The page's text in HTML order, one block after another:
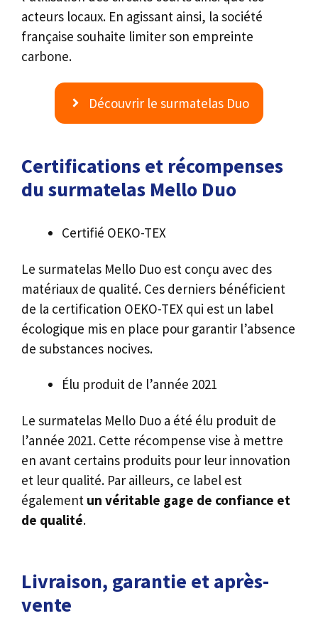
acteurs locaux. En agissant ainsi, la société
française souhaite limiter son empreinte
carbone.
Découvrir le surmatelas Duo
Certifications et récompenses
du surmatelas Mello Duo
Certifié OEKO-TEX
Le surmatelas Mello Duo est conçu avec des
matériaux de qualité. Ces derniers bénéficient
de la certification OEKO-TEX qui est un label
écologique mis en place pour garantir l’absence
de substances nocives.
Élu produit de l’année 2021
Le surmatelas Mello Duo a été élu produit de
l’année 2021. Cette récompense vise à mettre
en avant certains produits pour leur innovation
et leur qualité. Par ailleurs, ce label est
également un véritable gage de confiance et
de qualité.
Livraison, garantie et après-
vente